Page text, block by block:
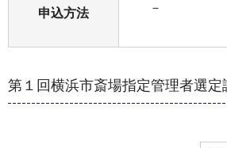
申込方法 －
第１回横浜市斎場指定管理者選定